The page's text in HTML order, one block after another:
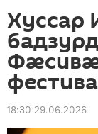
Хуссар
18:30 29.06.2026